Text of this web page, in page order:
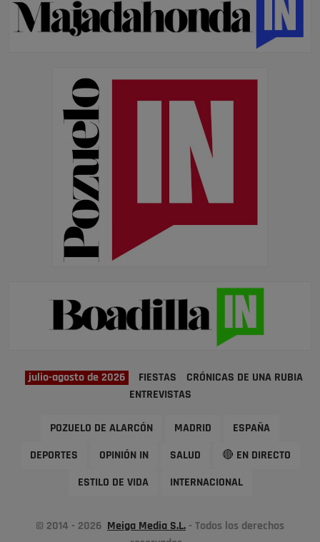
julio-agosto de 2026 FIESTAS
CRÓNICAS DE UNA RUBIA
ENTREVISTAS
POZUELO DE ALARCÓN MADRID ESPAÑA
DEPORTES OPINIÓN IN SALUD 🔴 EN DIRECTO
ESTILO DE VIDA INTERNACIONAL
© 2014 - 2026 Meiga Media S.L. - Todos los derechos